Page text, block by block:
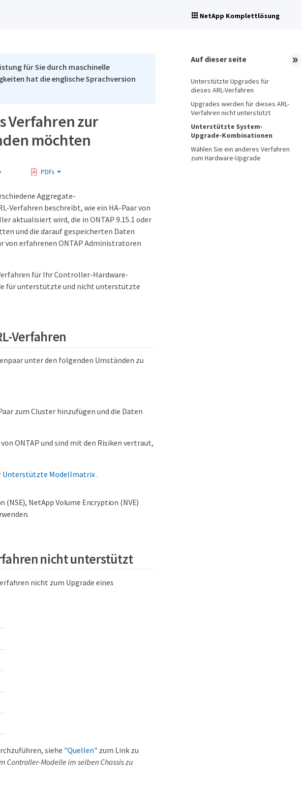
NetApp Komplettlösung
für Sie durch maschinelle
hat die englische Sprachversion
Verfahren zur
möchten
PDFs
Aggregate-
Verfahren beschreibt, wie ein HA-Paar von
aktualisiert wird, die in ONTAP 9.15.1 oder
und die darauf gespeicherten Daten
von erfahrenen ONTAP Administratoren
für Ihr Controller-Hardware-
für unterstützte und nicht unterstützte
Verfahren
unter den folgenden Umständen zu
zum Cluster hinzufügen und die Daten
ONTAP und sind mit den Risiken vertraut,
Unterstützte Modellmatrix.
(NSE), NetApp Volume Encryption (NVE)
nicht unterstützt
nicht zum Upgrade eines
siehe "Quellen" zum Link zu
Controller-Modelle im selben Chassis zu
Auf dieser seite
Unterstützte Upgrades für
dieses ARL-Verfahren
Upgrades werden für dieses ARL-
Verfahren nicht unterstützt
Unterstützte System-
Upgrade-Kombinationen
Wählen Sie ein anderes Verfahren
zum Hardware-Upgrade